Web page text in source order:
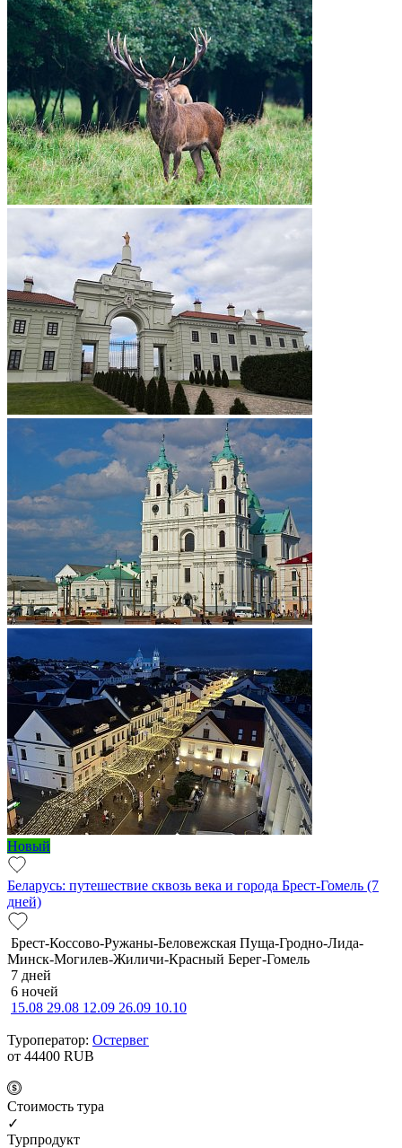
Новый
Беларусь: путешествие сквозь века и города Брест-Гомель (7
дней)
Брест-Коссово-Ружаны-Беловежская Пуща-Гродно-Лида-
Минск-Могилев-Жиличи-Красный Берег-Гомель
7 дней
6 ночей
15.08 29.08 12.09 26.09 10.10
Туроператор: Остервег
от 44400 RUB
Cтоимость тура
✓
Турпродукт